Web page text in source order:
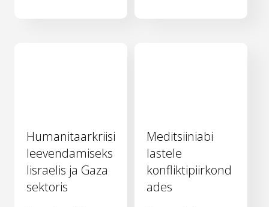
Humanitaarkriisi
leevendamiseks
Iisraelis ja Gaza
sektoris
Meditsiiniabi
lastele
konfliktipiirkond
ades